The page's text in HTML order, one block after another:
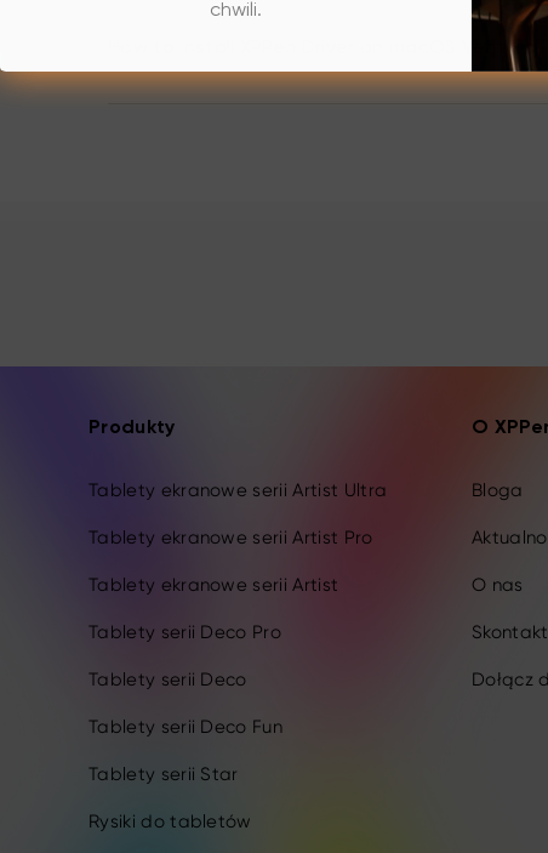
How to install XPPen Driver on macOS Ventura
Produkty
Tablety ekranowe serii Artist Ultra
Tablety ekranowe serii Artist Pro
Tablety ekranowe serii Artist
Tablety serii Deco Pro
Tablety serii Deco
Tablety serii Deco Fun
Tablety serii Star
Rysiki do tabletów
O
Bloga
O nas
Dołącz
chwili.